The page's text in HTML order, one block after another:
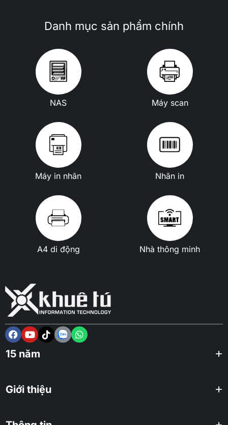
Danh mục sản phẩm chính
NAS Máy scan
Máy in nhãn Nhãn in
A4 di động Nhà thông minh
15 năm
Giới thiệu